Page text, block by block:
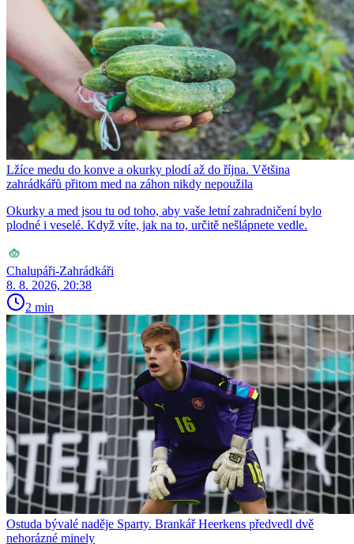
Lžíce medu do konve a okurky plodí až do října. Většina
zahrádkářů přitom med na záhon nikdy nepoužila
Okurky a med jsou tu od toho, aby vaše letní zahradničení bylo
plodné i veselé. Když víte, jak na to, určitě nešlápnete vedle.
Chalupáři-Zahrádkáři
8. 8. 2026, 20:38
2 min
Ostuda bývalé naděje Sparty. Brankář Heerkens předvedl dvě
nehorázné minely